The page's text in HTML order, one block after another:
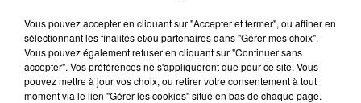
Vous pouvez accepter en cliquant sur "Accepter et fermer", ou affiner en
sélectionnant les finalités et/ou partenaires dans "Gérer mes choix".
Vous pouvez également refuser en cliquant sur "Continuer sans
accepter". Vos préférences ne s'appliqueront que pour ce site. Vous
pouvez mettre à jour vos choix, ou retirer votre consentement à tout
moment via le lien "Gérer les cookies" situé en bas de chaque page.